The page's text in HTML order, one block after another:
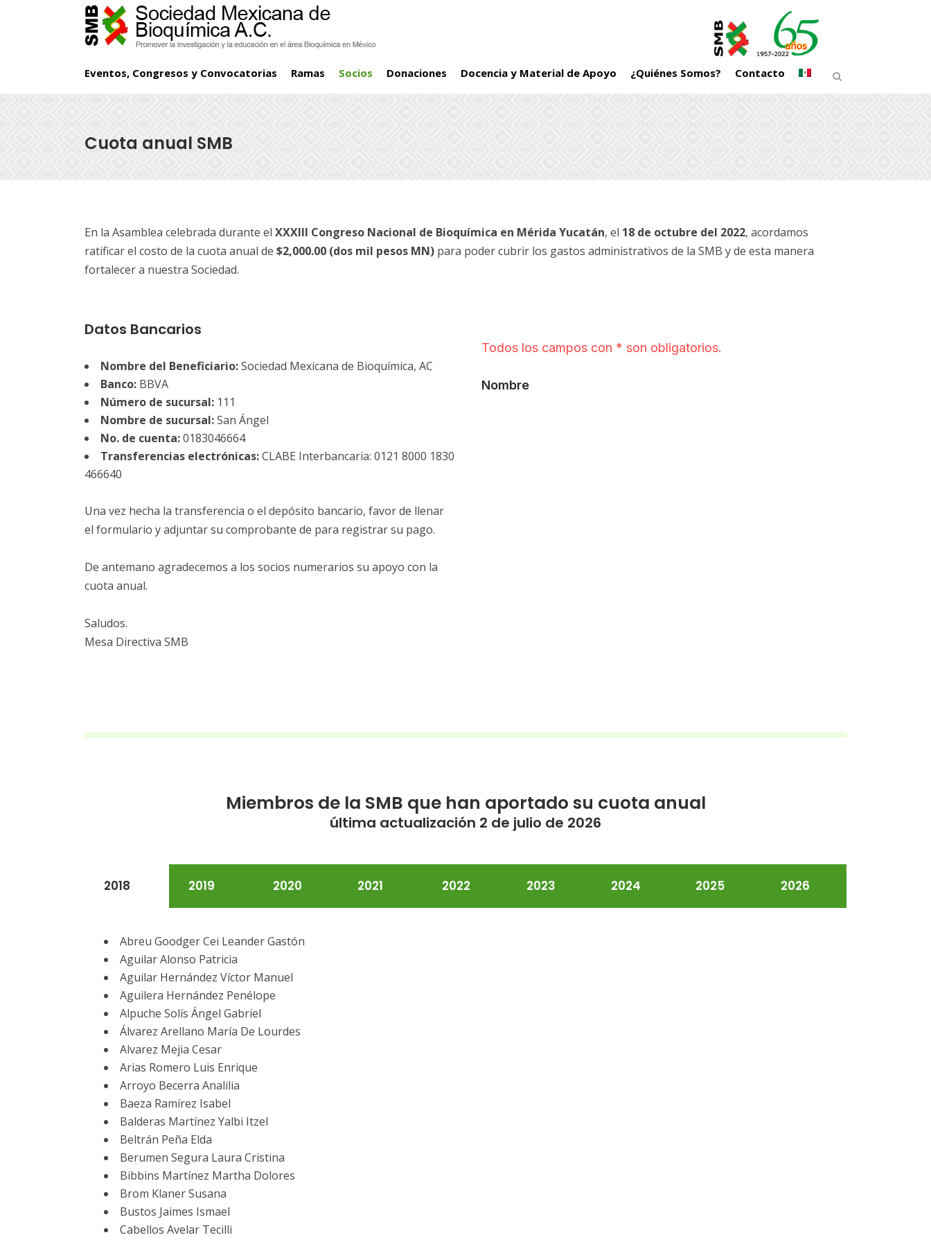
Eventos, Congresos y Convocatorias Ramas Socios Donaciones Docencia y Material de Apoyo ¿Quiénes Somos? Contacto
Cuota anual SMB
En la Asamblea celebrada durante el XXXIII Congreso Nacional de Bioquímica en Mérida Yucatán, el 18 de octubre del 2022, acordamos
ratificar el costo de la cuota anual de $2,000.00 (dos mil pesos MN) para poder cubrir los gastos administrativos de la SMB y de esta manera
fortalecer a nuestra Sociedad.
Datos Bancarios
Nombre del Beneficiario:Sociedad Mexicana de Bioquímica, AC
Banco: BBVA
Número de sucursal: 111
Nombre de sucursal:San Ángel
No. de cuenta:0183046664
Transferencias electrónicas:CLABE Interbancaria: 0121 8000 1830
466640
Una vez hecha la transferencia o el depósito bancario, favor de llenar
el formulario y adjuntar su comprobante de para registrar su pago.
De antemano agradecemos a los socios numerarios su apoyo con la
cuota anual.
Saludos.
Mesa Directiva SMB
Miembros de la SMB que han aportado su cuota anual
última actualización 2 de julio de 2026
2018 2019 2020 2021 2022 2023 2024 2025 2026
Abreu Goodger Cei Leander Gastón
Aguilar Alonso Patricia
Aguilar Hernández Víctor Manuel
Aguilera Hernández Penélope
Alpuche Solís Ángel Gabriel
Álvarez Arellano María De Lourdes
Alvarez Mejia Cesar
Arias Romero Luis Enrique
Arroyo Becerra Analilia
Baeza Ramírez Isabel
Balderas Martínez Yalbi Itzel
Beltrán Peña Elda
Berumen Segura Laura Cristina
Bibbins Martínez Martha Dolores
Brom Klaner Susana
Bustos Jaimes Ismael
Cabellos Avelar Tecilli